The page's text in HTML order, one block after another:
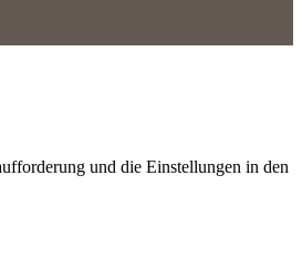
und die Einstellungen in den